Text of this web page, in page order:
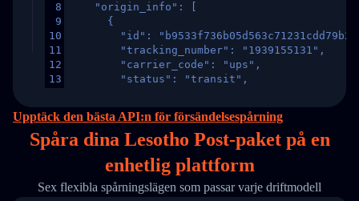
8
9
10
11
12
13
16
17
21
    "origin_info": [
      {
"id":
        "tracking_number": "1939155131",
        "carrier_code": "ups",
        "status": "transit",
        "itemTimeLength": 2,
        "weblink": "",
        "trackinfo": [
          {
            "Date": "2017-03-08 04: 22: 00",
Upptäck den bästa API:n för försändelsespårning
Spåra dina Lesotho Post-paket på en
enhetlig plattform
Sex flexibla spårningslägen som passar varje driftmodell